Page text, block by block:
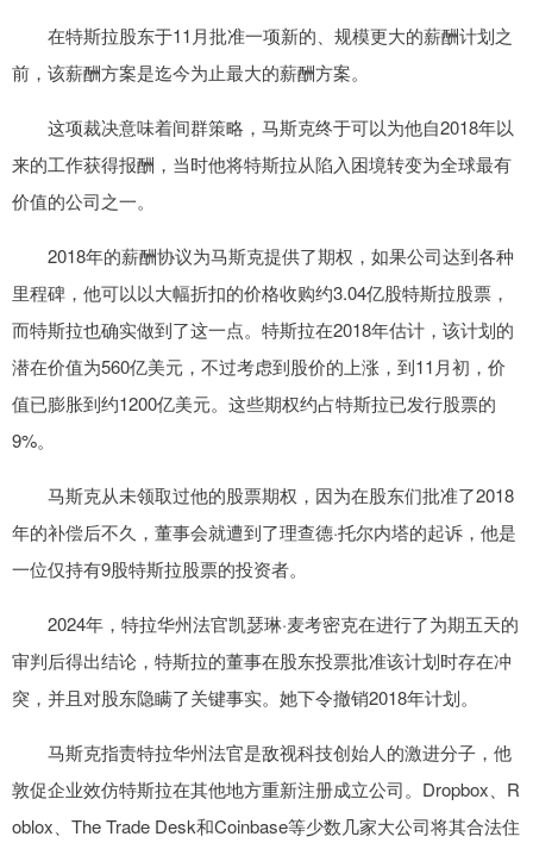
在特斯拉股东于11月批准一项新的、规模更大的薪酬计划之
前，该薪酬方案是迄今为止最大的薪酬方案。
这项裁决意味着间群策略，马斯克终于可以为他自2018年以
来的工作获得报酬，当时他将特斯拉从陷入困境转变为全球最有
价值的公司之一。
2018年的薪酬协议为马斯克提供了期权，如果公司达到各种
里程碑，他可以以大幅折扣的价格收购约3.04亿股特斯拉股票，
而特斯拉也确实做到了这一点。特斯拉在2018年估计，该计划的
潜在价值为560亿美元，不过考虑到股价的上涨，到11月初，价
值已膨胀到约1200亿美元。这些期权约占特斯拉已发行股票的
9%。
马斯克从未领取过他的股票期权，因为在股东们批准了2018
年的补偿后不久，董事会就遭到了理查德·托尔内塔的起诉，他是
一位仅持有9股特斯拉股票的投资者。
2024年，特拉华州法官凯瑟琳·麦考密克在进行了为期五天的
审判后得出结论，特斯拉的董事在股东投票批准该计划时存在冲
突，并且对股东隐瞒了关键事实。她下令撤销2018年计划。
马斯克指责特拉华州法官是敌视科技创始人的激进分子，他
敦促企业效仿特斯拉在其他地方重新注册成立公司。Dropbox、R
oblox、The Trade Desk和Coinbase等少数几家大公司将其合法住